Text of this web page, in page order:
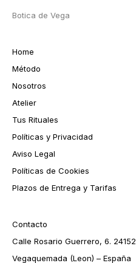
Botica de Vega
Home
Método
Nosotros
Atelier
Tus Rituales
Políticas y Privacidad
Aviso Legal
Políticas de Cookies
Plazos de Entrega y Tarifas
Contacto
Calle Rosario Guerrero, 6. 24152
Vegaquemada (Leon) – España